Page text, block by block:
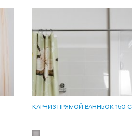
КАРНИЗ ПРЯМОЙ ВАННБОК 150